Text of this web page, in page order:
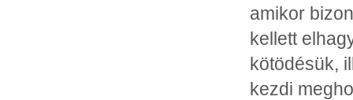
amikor
kellett
kötödésük,
kezdi